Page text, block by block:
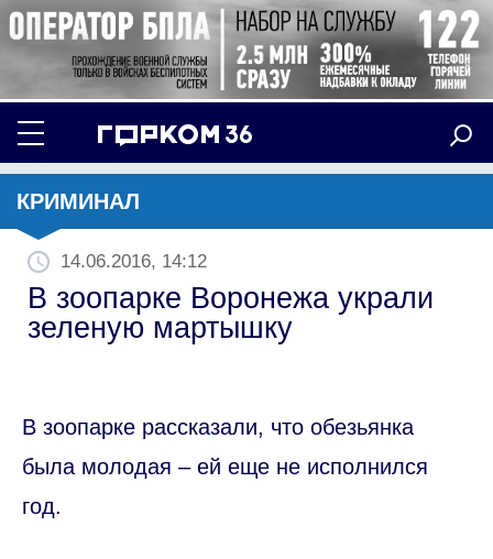
КРИМИНАЛ
14.06.2016, 14:12
В зоопарке Воронежа украли
зеленую мартышку
В зоопарке рассказали, что обезьянка
была молодая – ей еще не исполнился
год.